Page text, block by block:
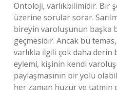
Ontoloji, varlıkbilimidir. Bir
üzerine sorular sorar.
bireyin varoluşunun başka
geçmesidir. Ancak bu
varlıkla ilgili çok daha derin
eylemi, kişinin kendi
paylaşmasının bir yolu
her zaman huzur ve tatmin